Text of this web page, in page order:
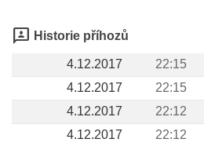
3p Historie příhozů
4.12.2017 22:15
4.12.2017 22:15
4.12.2017
22:12
4.12.2017 22:12